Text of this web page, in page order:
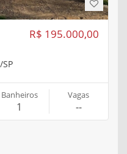
R$ 195.000,00
Banheiros
1
Vagas
--